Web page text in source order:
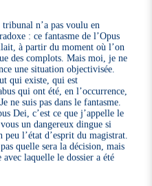
n’a pas voulu en
: ce fantasme de l’Opus
à partir du moment où l’on
des complots. Mais moi, je ne
une situation objectivisée.
qui existe, qui est
qui ont été, en l’occurrence,
ne suis pas dans le fantasme.
Dei, c’est ce que j’appelle le
un dangereux dingue si
l’état d’esprit du magistrat.
quelle sera la décision, mais
laquelle le dossier a été